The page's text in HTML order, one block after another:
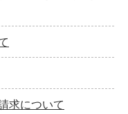
求について